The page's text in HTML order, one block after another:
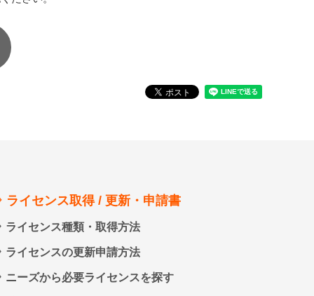
ライセンス取得 / 更新・申請書
ライセンス種類・取得方法
ライセンスの更新申請方法
ニーズから必要ライセンスを探す